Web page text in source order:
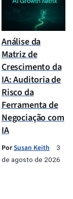
Análise da
Matriz de
Crescimento da
IA: Auditoria de
Risco da
Ferramenta de
Negociação com
IA
PorSusan Keith
3
de agosto de 2026